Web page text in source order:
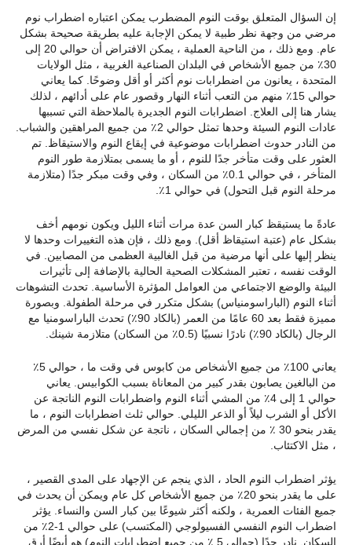
إن السؤال المتعلق بوقت النوم المضطرب يمكن اعتباره اضطراب نوم
مرضي من وجهة نظر طبية لا يمكن الإجابة عليه بطريقة صحيحة بشكل
عام. ومع ذلك ، من الناحية العملية ، يمكن الافتراض أن حوالي 20 إلى
30٪ من جميع الأشخاص في البلدان الصناعية الغربية ، مثل الولايات
المتحدة ، يعانون من اضطرابات نوم أكثر أو أقل وضوحًا. كما يعاني
حوالي 15٪ منهم من التعب أثناء النهار وقصور عام على أدائهم ، لذلك
يشار هنا إلى العلاج. اضطرابات النوم الجديرة بالملاحظة التي تسببها
عادات النوم السيئة وحدها تمثل حوالي 2٪ من جميع المراهقين والشباب.
من النادر حدوث اضطرابات موضوعية في إيقاع النوم والاستيقاظ. تم
العثور على وقت متأخر جدًا للنوم ، أو ما يسمى بمتلازمة طور النوم
المتأخر ، في حوالي 0.1٪ من السكان ، وفي وقت مبكر جدًا (متلازمة
مرحلة النوم قبل التحول) في حوالي 1٪.
عادةً ما يستيقظ كبار السن عدة مرات أثناء الليل ويكون نومهم أخف
بشكل عام (عتبة استيقاظ أقل). ومع ذلك ، فإن هذه التغييرات وحدها لا
ينظر إليها على أنها مرضية من قبل الغالبية العظمى من المصابين. في
الوقت نفسه ، تعتبر المشكلات الصحية الحالية بالإضافة إلى تأثيرات
البيئة والوضع الاجتماعي من العوامل المؤثرة الأساسية. تحدث التشوهات
أثناء النوم (الباراسومنياس) بشكل متكرر في مرحلة الطفولة. وبصورة
مميزة فقط بعد 60 عامًا من العمر (بالكاد 90٪) تحدث الباراسومنيا مع
الرجال (بالكاد 90٪) نادرًا نسبيًا (0.5٪ من السكان) متلازمة شينك.
يعاني 100٪ من جميع الأشخاص من كابوس في وقت ما ، حوالي 5٪
من البالغين يصابون بقدر كبير من المعاناة بسبب الكوابيس. يعاني
حوالي 1 إلى 4٪ من المشي أثناء النوم واضطرابات النوم الناتجة عن
الأكل أو الشرب ليلاً أو الذعر الليلي. حوالي ثلث اضطرابات النوم ، ما
يقدر بنحو 30 ٪ من إجمالي السكان ، ناتجة عن شكل نفسي من المرض
، مثل الاكتئاب.
يؤثر اضطراب النوم الحاد ، الذي ينجم عن الإجهاد على المدى القصير ،
على ما يقدر بنحو 20٪ من جميع الأشخاص كل عام ويمكن أن يحدث في
جميع الفئات العمرية ، ولكنه أكثر شيوعًا بين كبار السن والنساء. يؤثر
اضطراب النوم النفسي الفسيولوجي (المكتسب) على حوالي 1-2٪ من
السكان. نادر جدًا (حوالي 5 ٪ من جميع اضطرابات النوم) هو أيضًا أرق